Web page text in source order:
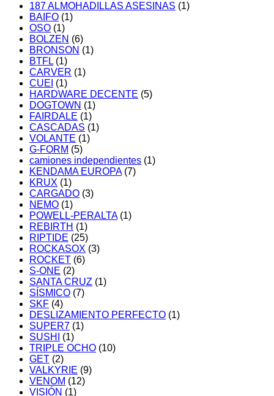
187 ALMOHADILLAS ASESINAS (1)
BAIFO (1)
OSO (1)
BOLZEN (6)
BRONSON (1)
BTFL (1)
CARVER (1)
CUEI (1)
HARDWARE DECENTE (5)
DOGTOWN (1)
FAIRDALE (1)
CASCADAS (1)
VOLANTE (1)
G-FORM (5)
camiones independientes (1)
KENDAMA EUROPA (7)
KRUX (1)
CARGADO (3)
NEMO (1)
POWELL-PERALTA (1)
REBIRTH (1)
RIPTIDE (25)
ROCKASOX (3)
ROCKET (6)
S-ONE (2)
SANTA CRUZ (1)
SÍSMICO (7)
SKF (4)
DESLIZAMIENTO PERFECTO (1)
SUPER7 (1)
SUSHI
(1)
TRIPLE OCHO (10)
GET (2)
VALKYRIE (9)
VENOM (12)
VISIÓN (1)